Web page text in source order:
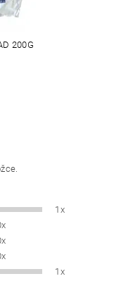
200G
1x
1x